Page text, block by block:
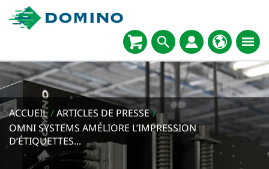
ACCUEIL /ARTICLES DE PRESSE /
OMNI SYSTEMS AMÉLIORE L’IMPRESSION
D’ÉTIQUETTES...